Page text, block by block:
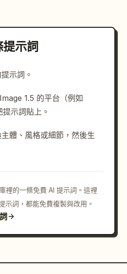
示詞
示詞。
1.5 的平台（例如
示詞貼上。
體、風格或細節，然後生
裡的一條免費 AI 提示詞。這裡
示詞，都能免費複製與改用。